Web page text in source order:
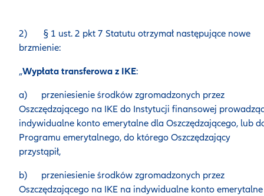
2) § 1 ust. 2 pkt 7 Statutu otrzymał następujące nowe
brzmienie:
„Wypłata transferowa z IKE:
a) przeniesienie środków zgromadzonych przez
Oszczędzającego na IKE do Instytucji finansowej
indywidualne konto emerytalne dla Oszczędzającego, lub
Programu emerytalnego, do którego Oszczędzający
przystąpił,
b) przeniesienie środków zgromadzonych przez
Oszczędzającego na IKE na indywidualne konto emerytalne